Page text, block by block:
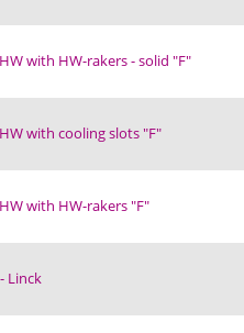
with HW-rakers - solid "F"
with cooling slots "F"
with HW-rakers "F"
Linck